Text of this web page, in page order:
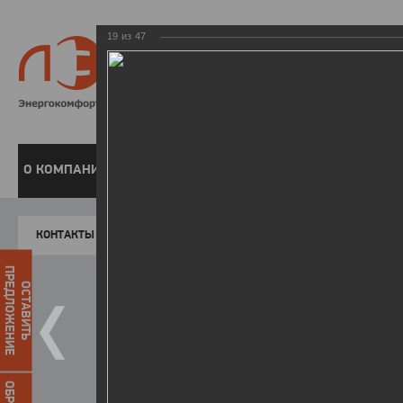
8 800
О КОМПАНИИ
КОНТАКТЫ
ОСТАВИТЬ
ПРЕДЛОЖЕНИЕ
19 из 47